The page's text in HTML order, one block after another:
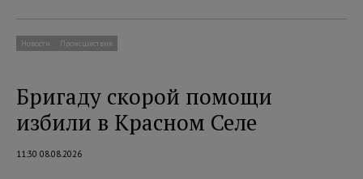
Новости Происшествия
Бригаду скорой помощи
избили в Красном Селе
11:30 08.08.2026